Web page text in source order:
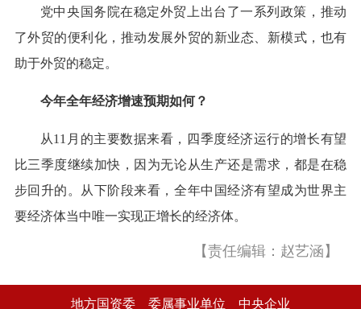
党中央国务院在稳定外贸上出台了一系列政策，推动
了外贸的便利化，推动发展外贸的新业态、新模式，也有
助于外贸的稳定。
今年全年经济增速预期如何？
从11月的主要数据来看，四季度经济运行的增长有望
比三季度继续加快，因为无论从生产还是需求，都是在稳
步回升的。从下阶段来看，全年中国经济有望成为世界主
要经济体当中唯一实现正增长的经济体。
【责任编辑：赵艺涵】
地方国资委 委属事业单位 中央企业